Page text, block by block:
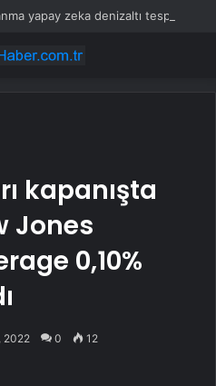
kapanışta
Jones
0,10%
2022 0 12